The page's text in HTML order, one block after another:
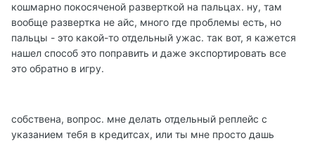
кошмарно покосяченой разверткой на пальцах. ну, там
вообще развертка не айс, много где проблемы есть, но
пальцы - это какой-то отдельный ужас. так вот, я кажется
нашел способ это поправить и даже экспортировать все
это обратно в игру.
собствена, вопрос. мне делать отдельный реплейс с
указанием тебя в кредитсах, или ты мне просто дашь